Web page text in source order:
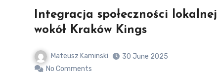
Integracja społeczności lokalnej
wokół Kraków Kings
Mateusz Kaminski
30 June 2025
No Comments